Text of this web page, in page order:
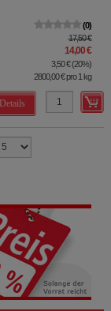
0
17,50 €
14,00 €
3,50 €(20%)
2800,00 €pro 1 kg
Details